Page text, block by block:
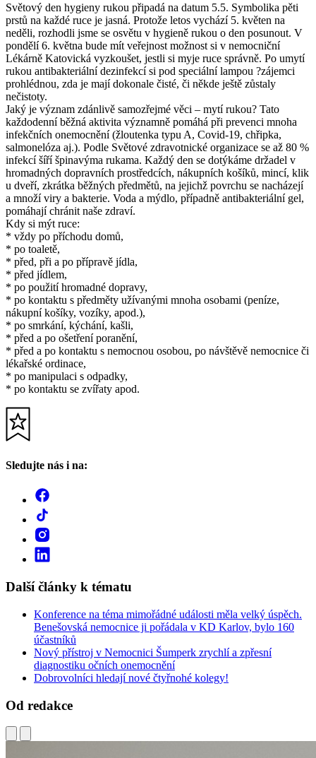
Světový den hygieny rukou připadá na datum 5.5. Symbolika pěti
prstů na každé ruce je jasná. Protože letos vychází 5. květen na
neděli, rozhodli jsme se osvětu v hygieně rukou o den posunout. V
pondělí 6. května bude mít veřejnost možnost si v nemocniční
Lékárně Katovická vyzkoušet, jestli si myje ruce správně. Po umytí
rukou antibakteriální dezinfekcí si pod speciální lampou ?zájemci
prohlédnou, zda je mají dokonale čisté, či někde ještě zůstaly
nečistoty.
Jaký je význam zdánlivě samozřejmé věci – mytí rukou? Tato
každodenní běžná aktivita významně pomáhá při prevenci mnoha
infekčních onemocnění (žloutenka typu A, Covid-19, chřipka,
salmonelóza aj.). Podle Světové zdravotnické organizace se až 80 %
infekcí šíří špinavýma rukama. Každý den se dotýkáme držadel v
hromadných dopravních prostředcích, nákupních košíků, mincí, klik
u dveří, zkrátka běžných předmětů, na jejichž povrchu se nacházejí
a množí viry a bakterie. Voda a mýdlo, případně antibakteriální gel,
pomáhají chránit naše zdraví.
Kdy si mýt ruce:
* vždy po příchodu domů,
* po toaletě,
* před, při a po přípravě jídla,
* před jídlem,
* po použití hromadné dopravy,
* po kontaktu s předměty užívanými mnoha osobami (peníze,
nákupní košíky, vozíky, apod.),
* po smrkání, kýchání, kašli,
* před a po ošetření poranění,
* před a po kontaktu s nemocnou osobou, po návštěvě nemocnice či
lékařské ordinace,
* po manipulaci s odpadky,
* po kontaktu se zvířaty apod.
Sledujte nás i na:
Další články k tématu
Konference na téma mimořádné události měla velký úspěch.
Benešovská nemocnice ji pořádala v KD Karlov, bylo 160
účastníků
Nový přístroj v Nemocnici Šumperk zrychlí a zpřesní
diagnostiku očních onemocnění
Dobrovolníci hledají nové čtyřnohé kolegy!
Od redakce